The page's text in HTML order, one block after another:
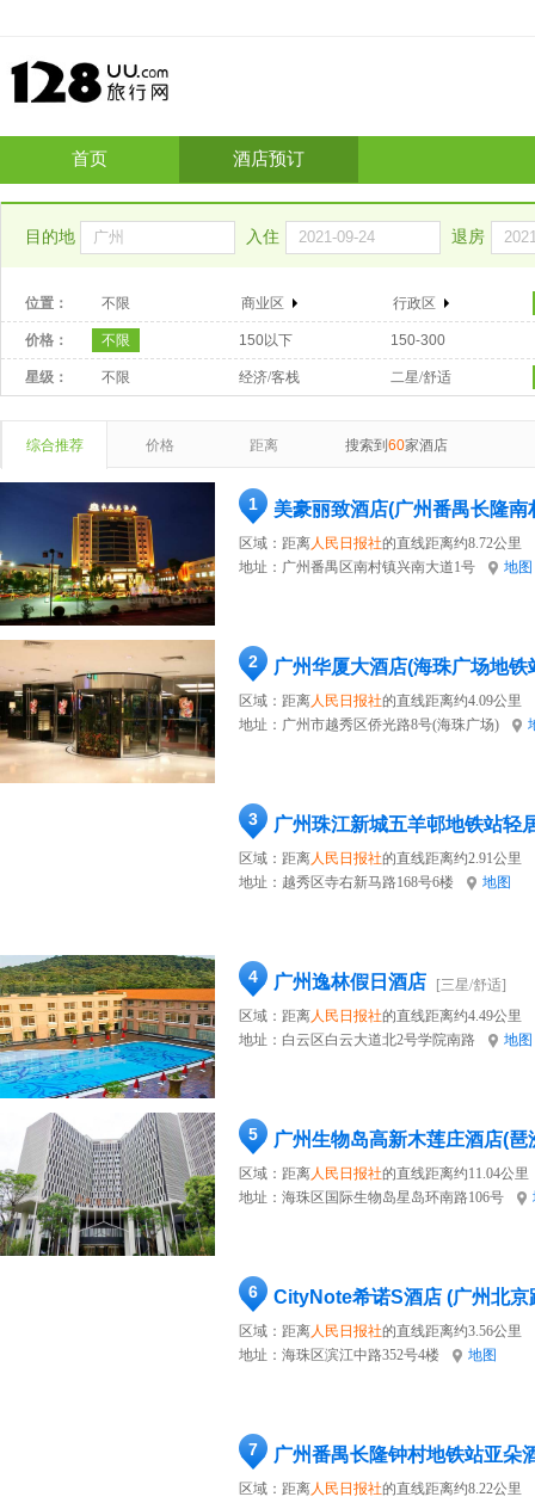
首页 酒店预订
目的地 入住 退房
位置： 不限 商业区 行政区
价格： 不限 150以下 150-300
星级： 不限 经济/客栈 二星/舒适
综合推荐 价格 距离 搜索到 60家酒店
1 美豪丽致酒店(广州番禺长隆南
区域：距离人民日报社的直线距离约8.72公里
地址： 广州番禺区南村镇兴南大道1号 地图
2 广州华厦大酒店(海珠广场地铁
区域：距离人民日报社的直线距离约4.09公里
地址： 广州市越秀区侨光路8号(海珠广场)
3 广州珠江新城五羊邨地铁站轻
区域：距离人民日报社的直线距离约2.91公里
地址： 越秀区寺右新马路168号6楼 地图
4 广州逸林假日酒店
[三星/舒适]
区域：距离人民日报社的直线距离约4.49公里
地址： 白云区白云大道北2号学院南路 地图
5 广州生物岛高新木莲庄酒店(琶
区域：距离人民日报社的直线距离约11.04公里
地址： 海珠区国际生物岛星岛环南路106号
6 CityNote希诺S酒店 (广州北京
区域：距离人民日报社的直线距离约3.56公里
地址： 海珠区滨江中路352号4楼 地图
7 广州番禺长隆钟村地铁站亚朵
区域：距离人民日报社的直线距离约8.22公里